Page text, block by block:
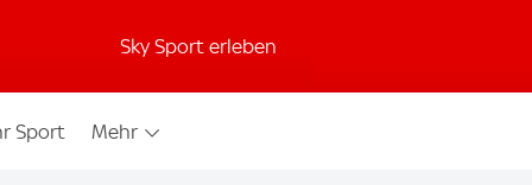
Sky Sport erleben
Sport Mehr